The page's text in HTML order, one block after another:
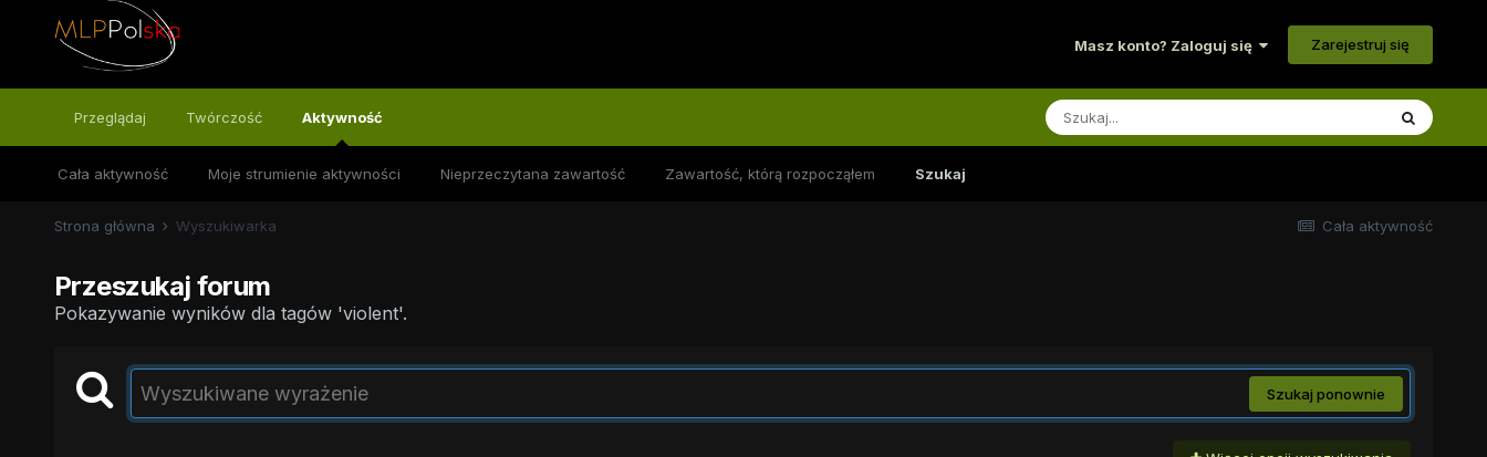
Masz konto? Zaloguj się Zarejestruj się
Przeglądaj Twórczość Aktywność
Cała aktywność Moje strumienie aktywności Nieprzeczytana zawartość Zawartość, którą rozpocząłem Szukaj
Cała aktywność
Strona główna Wyszukiwarka
Przeszukaj forum
Pokazywanie wyników dla tagów 'violent'.
Szukaj ponownie